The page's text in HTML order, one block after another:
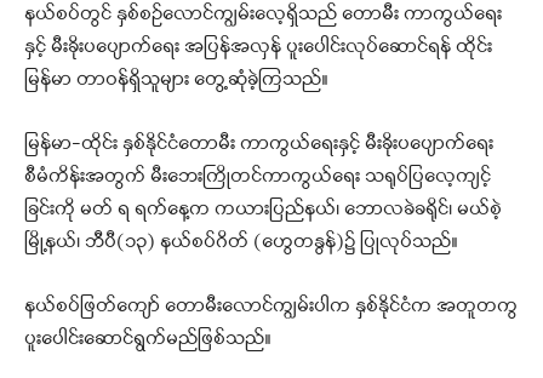
နယ်စပ်တွင် နှစ်စဉ်လောင်ကျွမ်းလေ့ရှိသည် တောမီး ကာကွယ်ရေး
နှင့် မီးခိုးပပျောက်ရေး အပြန်အလှန် ပူးပေါင်းလုပ်ဆောင်ရန် ထိုင်း
မြန်မာ တာဝန်ရှိသူများ တွေ့ဆုံခဲ့ကြသည်။
မြန်မာ-ထိုင်း နှစ်နိုင်ငံတောမီး ကာကွယ်ရေးနှင့် မီးခိုးပပျောက်ရေး
စီမံကိန်းအတွက် မီးဘေးကြိုတင်ကာကွယ်ရေး သရုပ်ပြလေ့ကျင့်
ခြင်းကို မတ် ရ ရက်နေ့က ကယားပြည်နယ်၊ ဘောလခဲခရိုင်၊ မယ်စဲ့
မြို့နယ်၊ ဘီပီ(၁၃) နယ်စပ်ဂိတ် (ဟွေတနွန်)၌ ပြုလုပ်သည်။
နယ်စပ်ဖြတ်ကျော် တောမီးလောင်ကျွမ်းပါက နှစ်နိုင်ငံက အတူတကွ
ပူးပေါင်းဆောင်ရွက်မည်ဖြစ်သည်။